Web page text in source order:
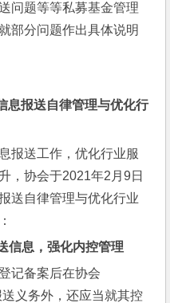
问题等等私募基金管理
部分问题作出具体说明
息报送自律管理与优化行
报送工作，优化行业服
，协会于2021年2月9日
送自律管理与优化行业
信息，强化内控管理
记备案后在协会
义务外，还应当就其控